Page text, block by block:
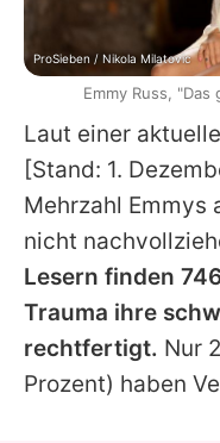
Laut einer
[Stand: 1.
Mehrzahl Emmys
nicht
Lesern finden
Trauma ihre
rechtfertigt. Nur
Prozent) haben
ProSieben / Nikola Milatovic
Emmy Russ,